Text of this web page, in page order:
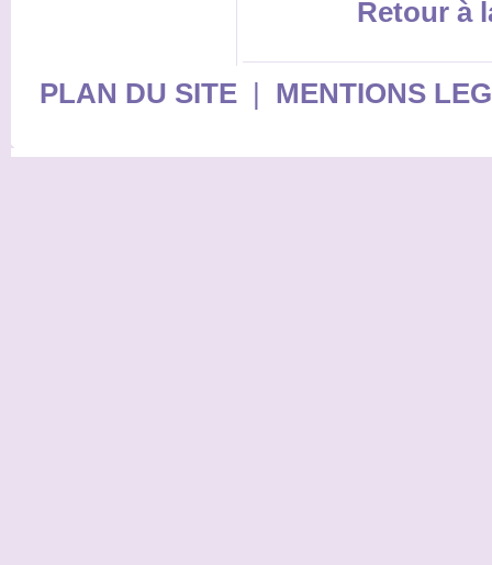
Retour à
PLAN DU SITE| MENTIONS